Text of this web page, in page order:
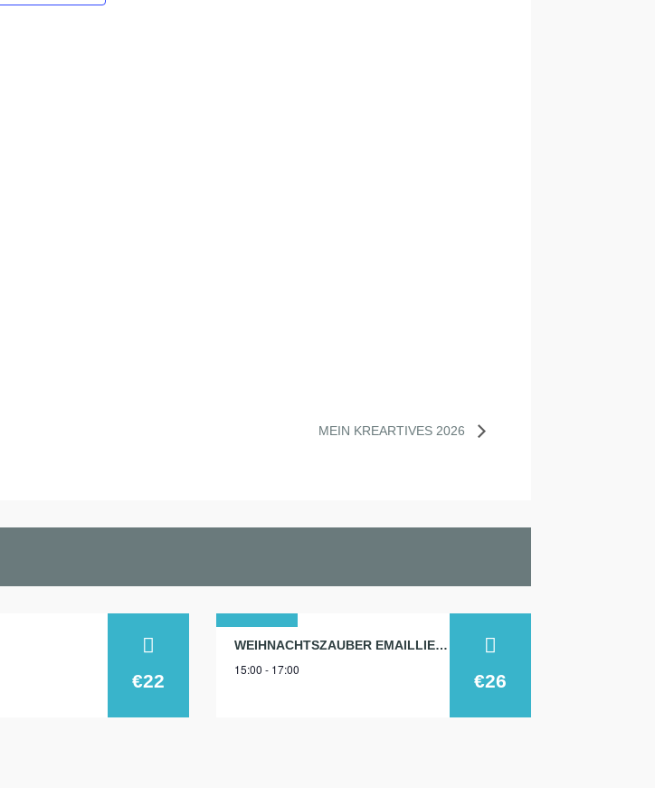
MEIN KREARTIVES 2026
€22
09
dez.
WEIHNACHTSZAUBER EMAILLIEREN
15:00 - 17:00
€26